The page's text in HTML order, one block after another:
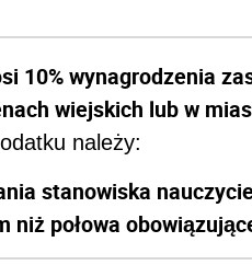
10% wynagrodzenia
wiejskich lub w
należy:
stanowiska
niż połowa